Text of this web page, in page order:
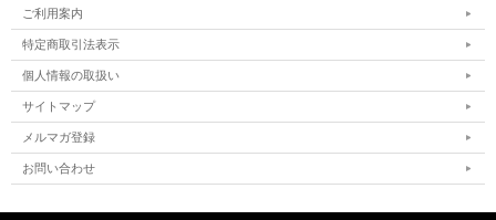
ご利用案内
特定商取引法表示
個人情報の取扱い
サイトマップ
メルマガ登録
お問い合わせ